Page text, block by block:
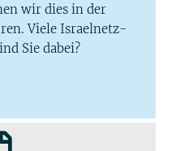
wir dies in der
Viele Israelnetz-
Sie dabei?